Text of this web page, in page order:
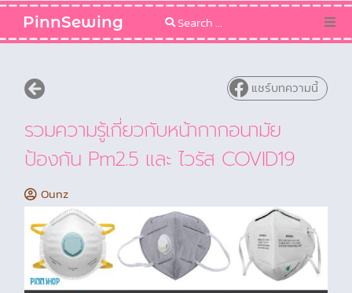
PinnSewing
Sewing Pattern
แชร์บทความนี้
รวมความรู้เกี่ยวกับหน้ากากอนามัย
ป้องกัน Pm2.5 และ ไวรัส COVID19
Ounz